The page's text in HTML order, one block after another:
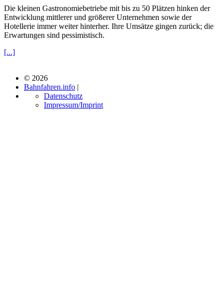
Die kleinen Gastronomiebetriebe mit bis zu 50 Plätzen hinken der
Entwicklung mittlerer und größerer Unternehmen sowie der
Hotellerie immer weiter hinterher. Ihre Umsätze gingen zurück; die
Erwartungen sind pessimistisch.
[...]
© 2026
Bahnfahren.info |
Datenschutz
Impressum/Imprint